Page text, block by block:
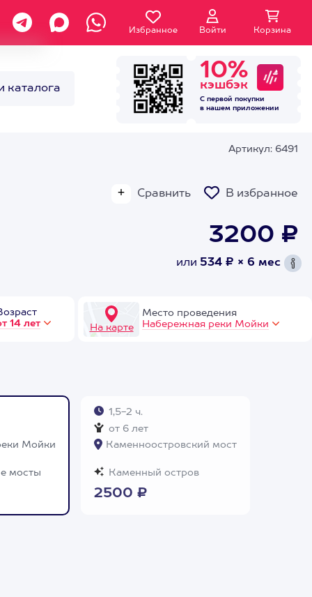
Избранное Войти Корзина
каталога
10%
кэшбэк
С первой покупки
в нашем приложении
Артикул: 6491
Сравнить В избранное
3200 ₽
или 534 ₽ × 6 мес
14 лет
На карте
Место проведения
Набережная реки Мойки
Мойки
мосты
1,5-2 ч.
от 6 лет
Каменноостровский мост
Каменный остров
2500 ₽